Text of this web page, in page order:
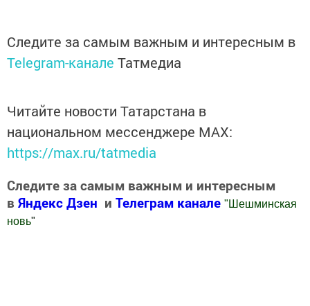
Следите за самым важным и интересным в
Telegram-канале Татмедиа
Читайте новости Татарстана в
национальном мессенджере MАХ:
https://max.ru/tatmedia
Следите за самым важным и интересным
в Яндекс Дзен и Телеграм канале " Шешминская
новь"